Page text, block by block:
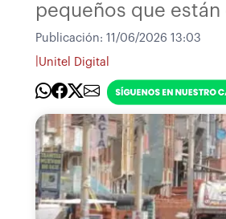
pequeños que
Publicación: 11/06/2026 13:03
Unitel Digital